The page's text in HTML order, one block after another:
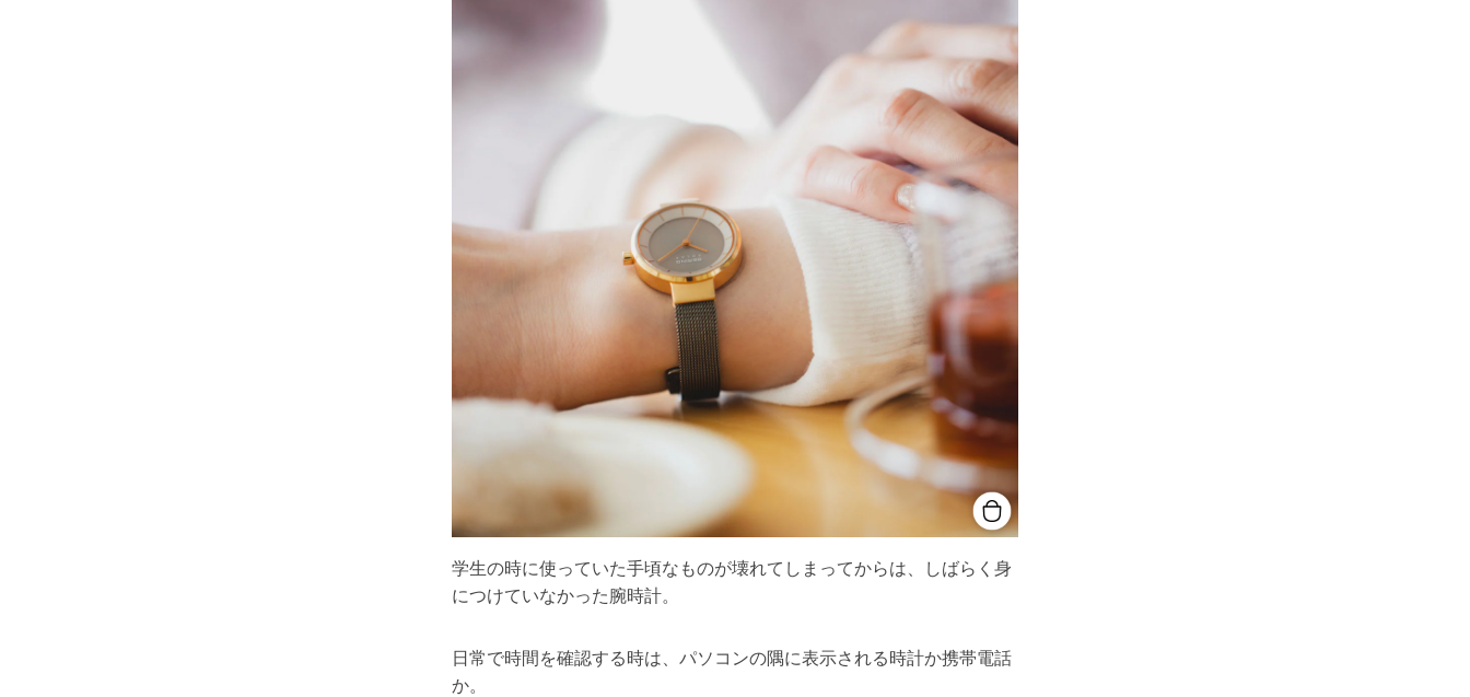
学生の時に使っていた手頃なものが壊れてしまってからは、しばらく身
につけていなかった腕時計。
日常で時間を確認する時は、パソコンの隅に表示される時計か携帯電話
か。